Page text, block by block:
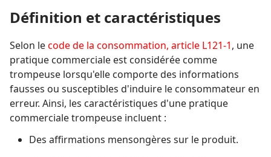
Définition et caractéristiques
Selon lecode de la consommation, article L121-1, une
pratique commerciale est considérée comme
trompeuse lorsqu'elle comporte des informations
fausses ou susceptibles d'induire le consommateur en
erreur. Ainsi, les caractéristiques d'une pratique
commerciale trompeuse incluent :
Des affirmations mensongères sur le produit.